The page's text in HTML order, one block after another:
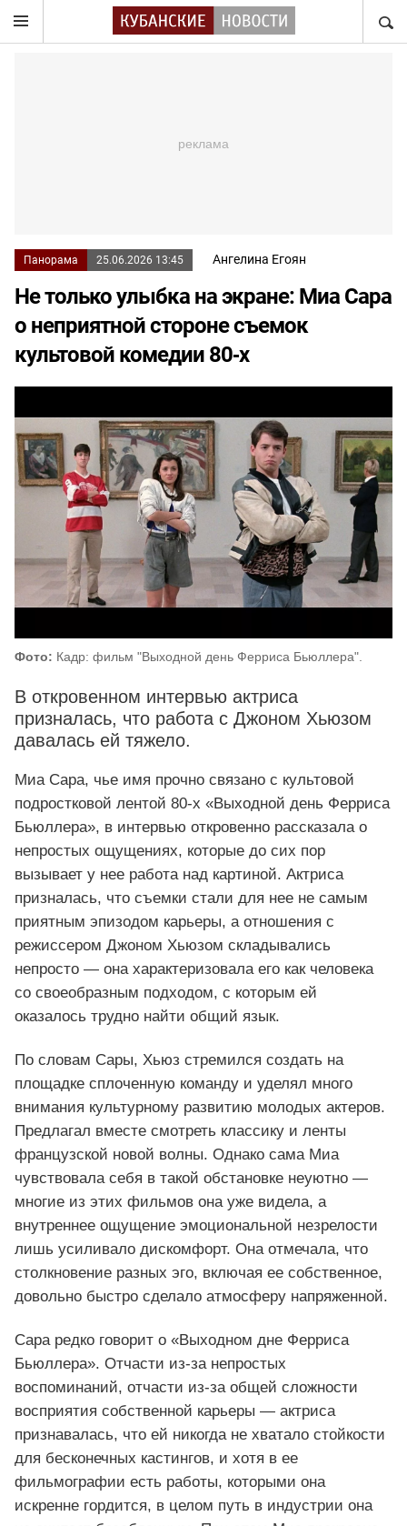
Панорама 25.06.2026 13:45 Ангелина Егоян
Не только улыбка на экране: Миа Сара
о неприятной стороне съемок
культовой комедии 80‑х
Фото: Кадр: фильм "Выходной день Ферриса Бьюллера".
В откровенном интервью актриса
призналась, что работа с Джоном Хьюзом
давалась ей тяжело.
Миа Сара, чье имя прочно связано с культовой
подростковой лентой 80‑х «Выходной день Ферриса
Бьюллера», в интервью откровенно рассказала о
непростых ощущениях, которые до сих пор
вызывает у нее работа над картиной. Актриса
призналась, что съемки стали для нее не самым
приятным эпизодом карьеры, а отношения с
режиссером Джоном Хьюзом складывались
непросто — она характеризовала его как человека
со своеобразным подходом, с которым ей
оказалось трудно найти общий язык.
По словам Сары, Хьюз стремился создать на
площадке сплоченную команду и уделял много
внимания культурному развитию молодых актеров.
Предлагал вместе смотреть классику и ленты
французской новой волны. Однако сама Миа
чувствовала себя в такой обстановке неуютно —
многие из этих фильмов она уже видела, а
внутреннее ощущение эмоциональной незрелости
лишь усиливало дискомфорт. Она отмечала, что
столкновение разных эго, включая ее собственное,
довольно быстро сделало атмосферу напряженной.
Сара редко говорит о «Выходном дне Ферриса
Бьюллера». Отчасти из‑за непростых
воспоминаний, отчасти из‑за общей сложности
восприятия собственной карьеры — актриса
признавалась, что ей никогда не хватало стойкости
для бесконечных кастингов, и хотя в ее
фильмографии есть работы, которыми она
искренне гордится, в целом путь в индустрии она